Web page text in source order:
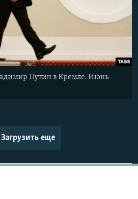
Путин в Кремле. Июнь
Загрузить еще